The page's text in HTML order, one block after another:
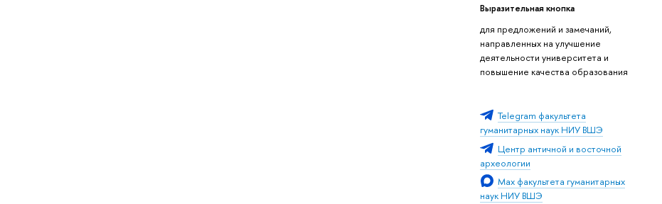
Выразительная кнопка
для предложений и замечаний,
направленных на улучшение
деятельности университета и
повышение качества образования
Telegram факультета
гуманитарных наук НИУ ВШЭ
Центр античной и восточной
археологии
Max факультета гуманитарных
наук НИУ ВШЭ